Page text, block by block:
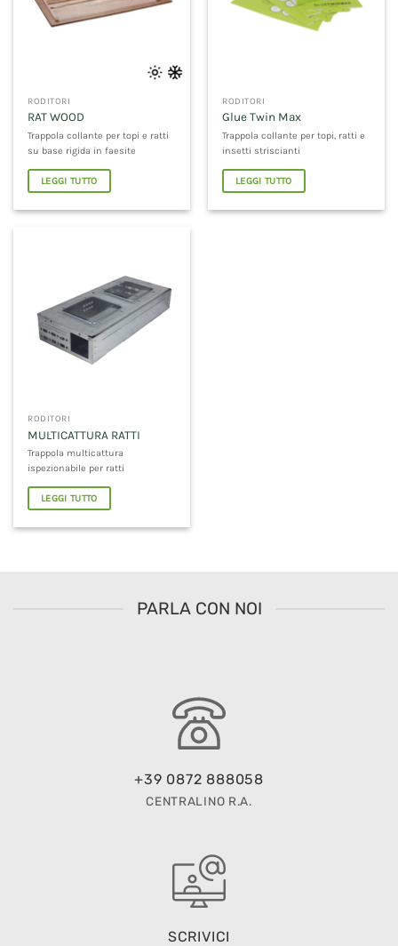
RODITORI
RAT WOOD
Trappola collante per topi e ratti
su base rigida in faesite
LEGGI TUTTO
RODITORI
Glue Twin Max
Trappola collante per topi, ratti e
insetti striscianti
LEGGI TUTTO
RODITORI
MULTICATTURA RATTI
Trappola multicattura
ispezionabile per ratti
LEGGI TUTTO
PARLA CON NOI
+39 0872 888058
CENTRALINO R.A.
SCRIVICI